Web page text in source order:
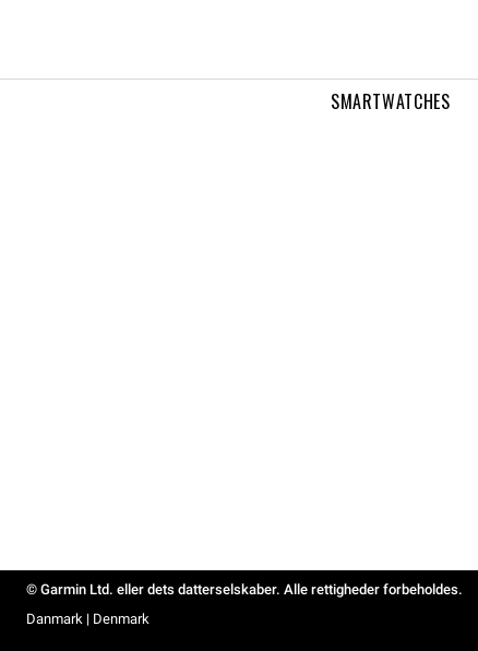
SMARTWATCHES
© Garmin Ltd. eller dets datterselskaber. Alle rettigheder forbeholdes.
Danmark | Denmark